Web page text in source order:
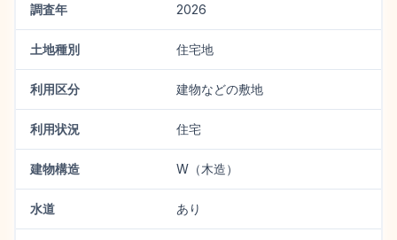
調査年 2026
土地種別 住宅地
利用区分 建物などの敷地
利用状況 住宅
建物構造 W（木造）
水道 あり